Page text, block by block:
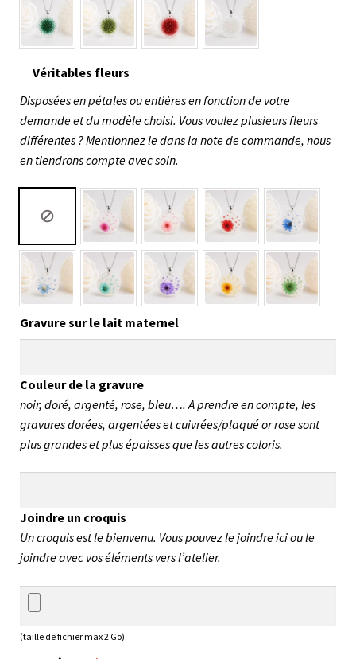
Véritables fleurs
Disposées en pétales ou entières en fonction de votre
demande et du modèle choisi. Vous voulez plusieurs fleurs
différentes ? Mentionnez le dans la note de commande, nous
en tiendrons compte avec soin.
Gravure sur le lait maternel
Couleur de la gravure
noir, doré, argenté, rose, bleu…. A prendre en compte, les
gravures dorées, argentées et cuivrées/plaqué or rose sont
plus grandes et plus épaisses que les autres coloris.
Joindre un croquis
Un croquis est le bienvenu. Vous pouvez le joindre ici ou le
joindre avec vos éléments vers l’atelier.
(taille de fichier max 2 Go)